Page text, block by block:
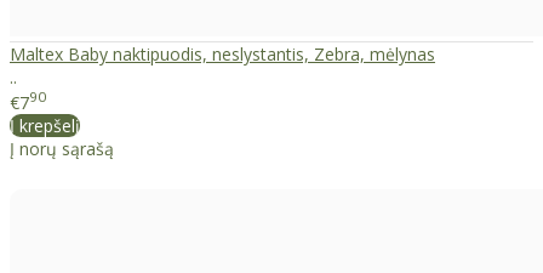
Maltex Baby naktipuodis, neslystantis, Zebra, mėlynas
..
€790
Į krepšelį
Į norų sąrašą